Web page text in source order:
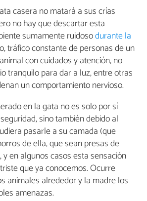
casera no matará a sus crías
no hay que descartar esta
sumamente ruidosodurante la
tráfico constante de personas de un
con cuidados y atención, no
tranquilo para dar a luz, entre otras
un comportamiento nervioso.
en la gata no es solo por sí
sino también debido al
pasarle a su camada (que
de ella, que sean presas de
en algunos casos esta sensación
que ya conocemos. Ocurre
animales alrededor y la madre los
amenazas.